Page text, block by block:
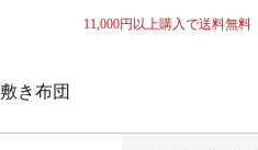
11,000円以上購入で送料無料
敷き布団